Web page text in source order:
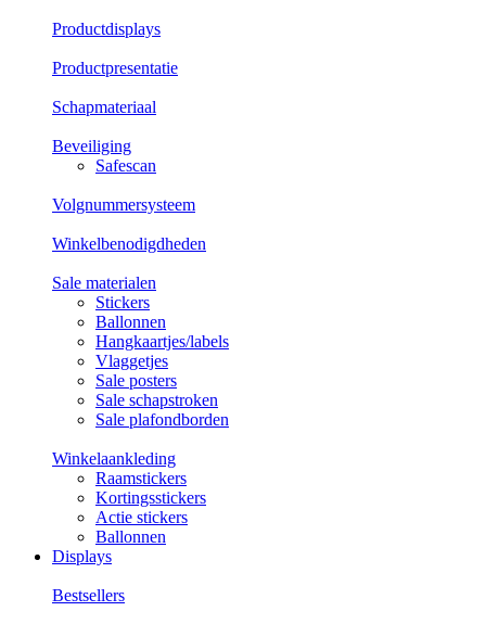
Productdisplays
Productpresentatie
Schapmateriaal
Beveiliging
Safescan
Volgnummersysteem
Winkelbenodigdheden
Sale materialen
Stickers
Ballonnen
Hangkaartjes/labels
Vlaggetjes
Sale posters
Sale schapstroken
Sale plafondborden
Winkelaankleding
Raamstickers
Kortingsstickers
Actie stickers
Ballonnen
Displays
Bestsellers